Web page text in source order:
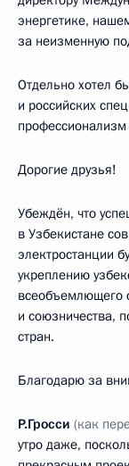
энергетике,
за неизменную
Отдельно хотел
и российских
профессионализм
Дорогие друзья!
Убеждён, что
в Узбекистане
электростанции
укреплению
всеобъемлющего
и союзничества,
стран.
Благодарю за
Р.Гросси (как
утро даже,